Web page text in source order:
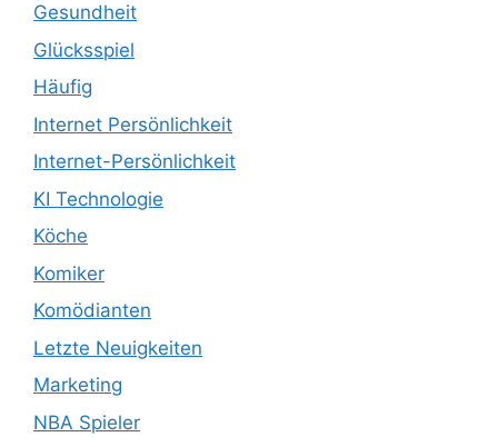
Gesundheit
Glücksspiel
Häufig
Internet Persönlichkeit
Internet-Persönlichkeit
KI Technologie
Köche
Komiker
Komödianten
Letzte Neuigkeiten
Marketing
NBA Spieler